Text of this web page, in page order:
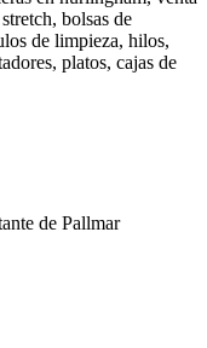
bolsas de
de limpieza, hilos,
platos, cajas de
de Pallmar